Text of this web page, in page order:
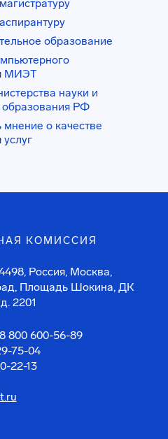
образование
МИЭТ
науки и
РФ
мнение о качестве
услуг
КОМИССИЯ
Россия, Москва,
Площадь Шокина, ДК
2201
8 800 600-56-89
75-04
22-13